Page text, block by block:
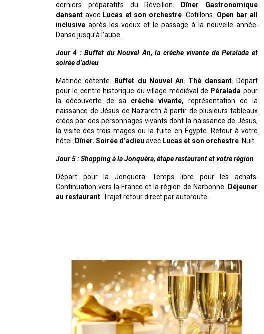
derniers préparatifs du Réveillon.
Dîner
Gastronomique
dansant avec Lucas et son orchestre . Cotillons. Open bar all
inclusive après les voeux et le passage à la nouvelle année.
Danse jusqu’à l’aube.
Jour 4 : Buffet du Nouvel An, la crèche vivante de Peralada et
soirée d’adieu
Matinée détente. Buffet du Nouvel An Thé dansant. Départ
pour le centre historique du village médiéval de Péralada pour
la découverte de sa crèche vivante, représentation de la
naissance de Jésus de Nazareth à partir de plusieurs tableaux
crées par des personnages vivants dont la naissance de Jésus,
la visite des trois mages ou la fuite en Égypte. Retour à votre
hôtel.
Dîner. Soirée d’adieu avec Lucas et son orchestre . Nuit.
Jour 5 : Shopping à la Jonquéra, étape restaurant et votre région
Départ pour la Jonquera. Temps libre pour les achats.
Continuation vers la France et la région de Narbonne.
Déjeuner
au restaurant . Trajet retour direct par autoroute.